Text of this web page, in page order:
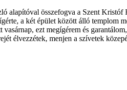
alapítóval összefogva a Szent
a két épület között álló templom
ezt megígérem és
élvezzétek, menjen a szívetek